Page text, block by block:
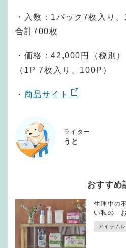
・入数：1パック7枚入り
合計700枚
・価格：42,000円（税別
（1P 7枚入り、100P）
・ 商品サイト
ライター
うと
おすすめ
生理中の
い私の「
アイテム